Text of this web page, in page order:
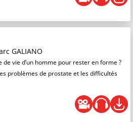
GALIANO
vie d’un homme pour rester en forme ?
problèmes de prostate et les difficultés